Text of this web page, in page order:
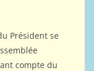
Président se
compte du